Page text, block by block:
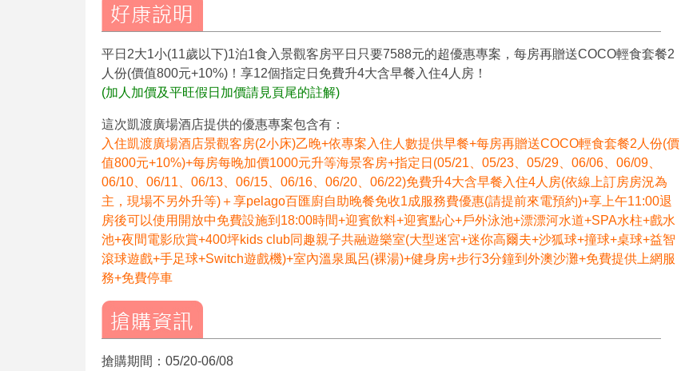
平日2大1小(11歲以下)1泊1食入景觀客房平日只要7588元的超優惠專案，每房再贈送COCO輕食套餐2
人份(價值800元+10%)！享12個指定日免費升4大含早餐入住4人房！
(加人加價及平旺假日加價請見頁尾的註解)
這次凱渡廣場酒店提供的優惠專案包含有：
入住凱渡廣場酒店景觀客房(2小床)乙晚+依專案入住人數提供早餐+每房再贈送COCO輕食套餐2人份(價
值800元+10%)+每房每晚加價1000元升等海景客房+指定日(05/21、05/23、05/29、06/06、06/09、
06/10、06/11、06/13、06/15、06/16、06/20、06/22)免費升4大含早餐入住4人房(依線上訂房房況為
主，現場不另外升等)＋享pelago百匯廚自助晚餐免收1成服務費優惠(請提前來電預約)+享上午11:00退
房後可以使用開放中免費設施到18:00時間+迎賓飲料+迎賓點心+戶外泳池+漂漂河水道+SPA水柱+戲水
池+夜間電影欣賞+400坪kids club同趣親子共融遊樂室(大型迷宮+迷你高爾夫+沙狐球+撞球+桌球+益智
滾球遊戲+手足球+Switch遊戲機)+室內溫泉風呂(裸湯)+健身房+步行3分鐘到外澳沙灘+免費提供上網服
務+免費停車
搶購期間：05/20-06/08